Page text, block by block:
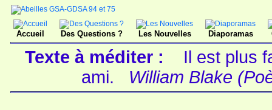
Accueil Des Questions ? Les Nouvelles Diaporamas
Texte à méditer :
Il est plus
ami.
William Blake